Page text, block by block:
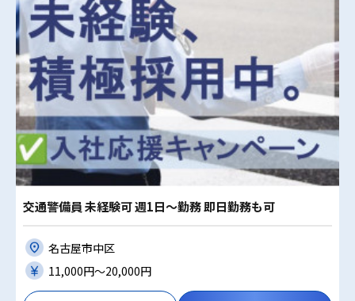
交通警備員 未経験可 週1日～勤務 即日勤務も可
名古屋市中区
11,000円〜20,000円